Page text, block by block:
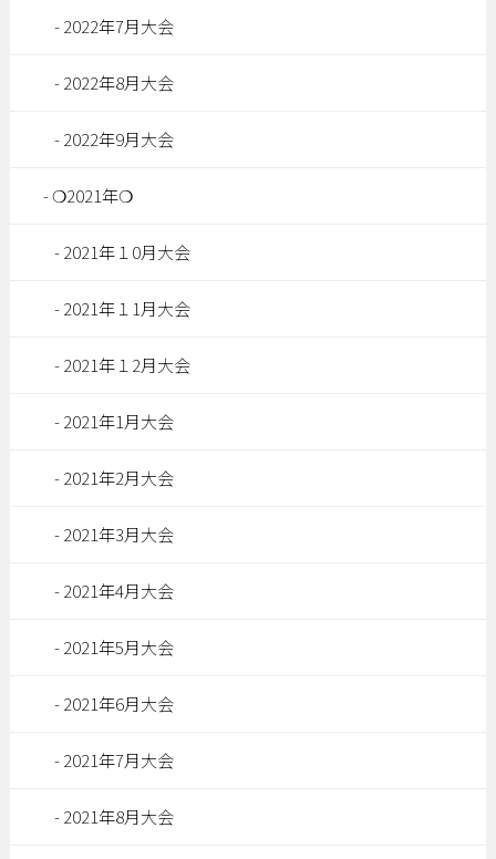
2022年7月大会
2022年8月大会
2022年9月大会
❍2021年❍
2021年１0月大会
2021年１1月大会
2021年１2月大会
2021年1月大会
2021年2月大会
2021年3月大会
2021年4月大会
2021年5月大会
2021年6月大会
2021年7月大会
2021年8月大会